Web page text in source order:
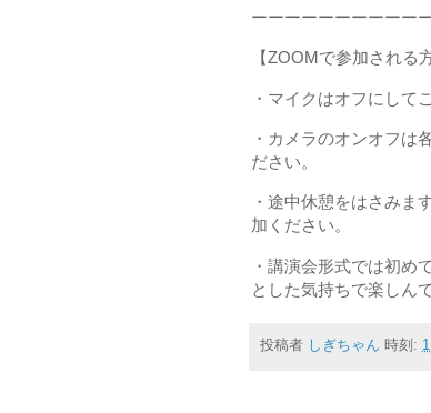
ーーーーーーーーーー
【ZOOMで参加される
・マイクはオフにして
・カメラのオンオフは
ださい。
・途中休憩をはさみま
加ください。
・講演会形式では初め
とした気持ちで楽しん
投稿者 しぎちゃん 時刻: